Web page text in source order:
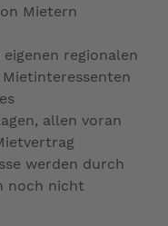
Mietern
regionalen
allen voran
werden durch
noch nicht